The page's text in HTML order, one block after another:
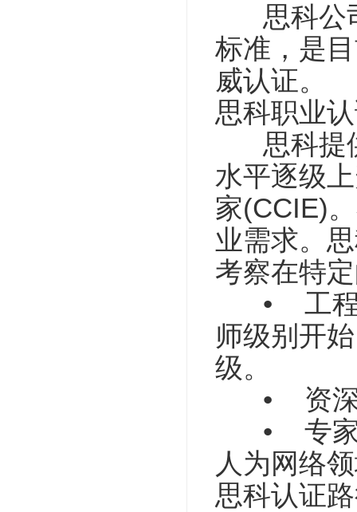
思科公
标准，是
威认证。
思科职业
思科提
水平逐级
家(CCIE)
业需求。
考察在特
• 工程师
师级别开
级。
• 资深工
• 专家 --
人为网络
思科认证